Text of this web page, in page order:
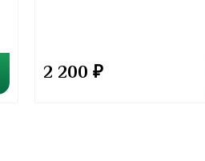
2 200 ₽